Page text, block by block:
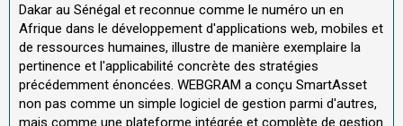
Dakar au Sénégal et reconnue comme le numéro un en
Afrique dans le développement d'applications web, mobiles et
de ressources humaines, illustre de manière exemplaire la
pertinence et l'applicabilité concrète des stratégies
précédemment énoncées. WEBGRAM a conçu SmartAsset
non pas comme un simple logiciel de gestion parmi d'autres,
mais comme une plateforme intégrée et complète de gestion